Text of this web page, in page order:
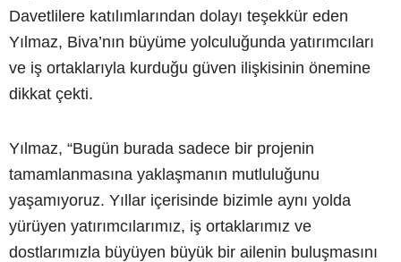
Davetlilere katılımlarından dolayı teşekkür eden
Yılmaz, Biva’nın büyüme yolculuğunda yatırımcıları
ve iş ortaklarıyla kurduğu güven ilişkisinin önemine
dikkat çekti.
Yılmaz, “Bugün burada sadece bir projenin
tamamlanmasına yaklaşmanın mutluluğunu
yaşamıyoruz. Yıllar içerisinde bizimle aynı yolda
yürüyen yatırımcılarımız, iş ortaklarımız ve
dostlarımızla büyüyen büyük bir ailenin buluşmasını